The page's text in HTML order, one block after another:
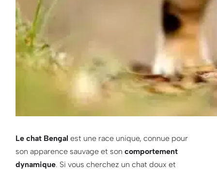
Le chat Bengal est une race unique, connue pour
son apparence sauvage et son comportement
dynamique. Si vous cherchez un chat doux et